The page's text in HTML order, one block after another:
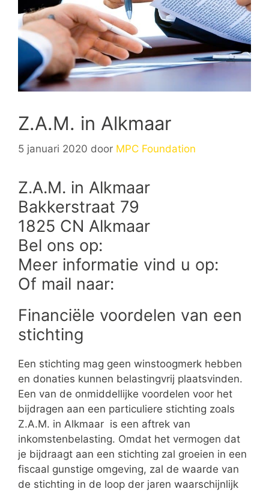
Z.A.M. in Alkmaar
5 januari 2020 door MPC Foundation
Z.A.M. in Alkmaar
Bakkerstraat 79
1825 CN Alkmaar
Bel ons op:
Meer informatie vind u op:
Of mail naar:
Financiële voordelen van een
stichting
Een stichting mag geen winstoogmerk hebben
en donaties kunnen belastingvrij plaatsvinden.
Een van de onmiddellijke voordelen voor het
bijdragen aan een particuliere stichting zoals
Z.A.M. in Alkmaar is een aftrek van
inkomstenbelasting. Omdat het vermogen dat
je bijdraagt aan een stichting zal groeien in een
fiscaal gunstige omgeving, zal de waarde van
de stichting in de loop der jaren waarschijnlijk